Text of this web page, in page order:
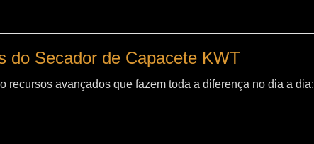
do Secador de Capacete KWT
avançados que fazem toda a diferença no dia a dia: